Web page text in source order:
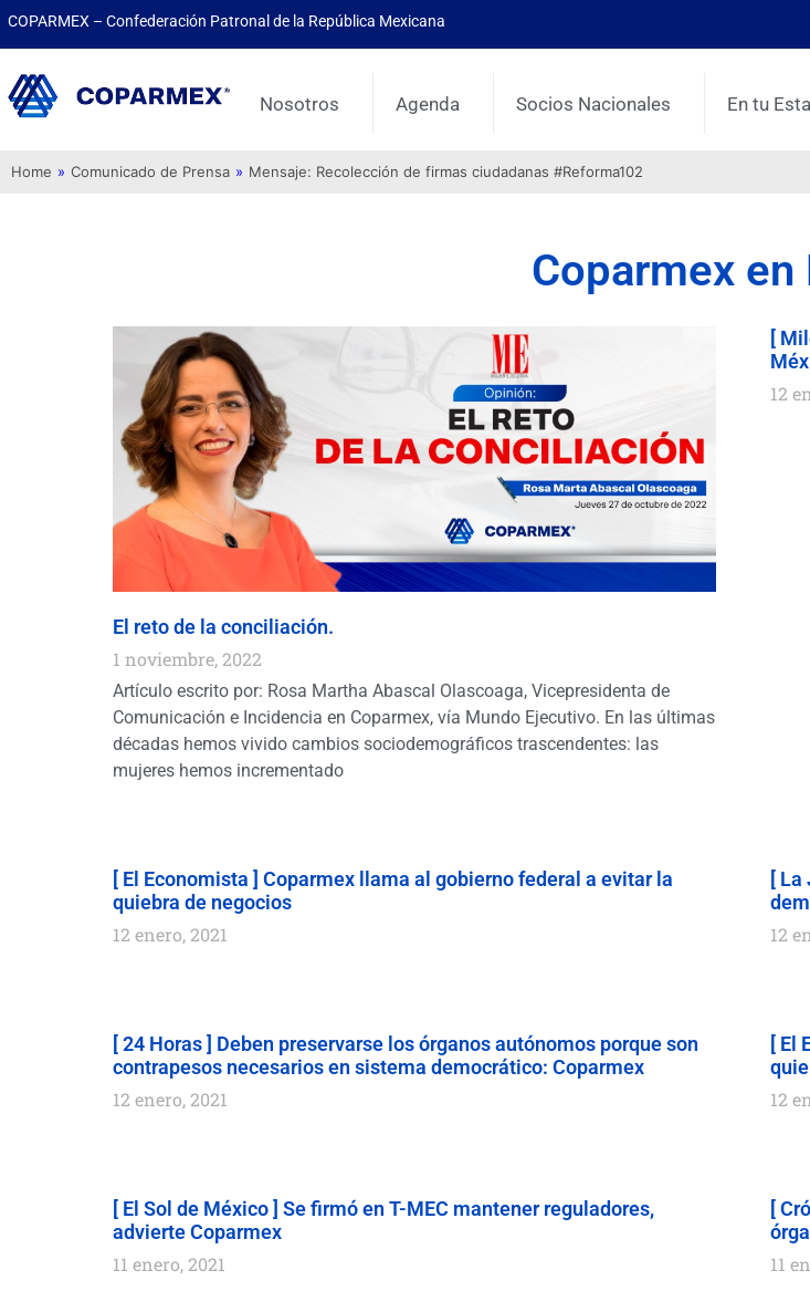
COPARMEX – Confederación Patronal de la República Mexicana
Nosotros Agenda Socios Nacionales En tu
Home » Comunicado de Prensa » Mensaje: Recolección de firmas ciudadanas #Reforma102
Coparmex
El reto de la conciliación.
1 noviembre, 2022
Artículo escrito por: Rosa Martha Abascal Olascoaga, Vicepresidenta de
Comunicación e Incidencia en Coparmex, vía Mundo Ejecutivo. En las últimas
décadas hemos vivido cambios sociodemográficos trascendentes: las
mujeres hemos incrementado
[
12
[ El Economista ] Coparmex llama al gobierno federal a evitar la
quiebra de negocios
12 enero, 2021
[
12
[ 24 Horas ] Deben preservarse los órganos autónomos porque son
contrapesos necesarios en sistema democrático: Coparmex
12 enero, 2021
[ El
12
[ El Sol de México ] Se firmó en T-MEC mantener reguladores,
advierte Coparmex
11 enero, 2021
[
11